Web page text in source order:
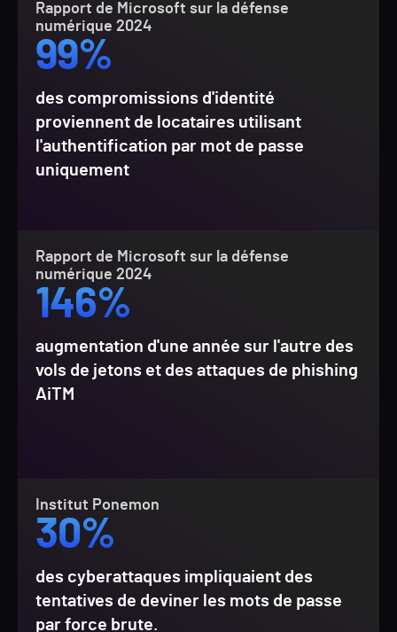
Rapport de Microsoft sur la défense
numérique 2024
99%
des compromissions d'identité
proviennent de locataires utilisant
l'authentification par mot de passe
uniquement
Rapport de Microsoft sur la défense
numérique 2024
146%
augmentation d'une année sur l'autre des
vols de jetons et des attaques de phishing
AiTM
Institut Ponemon
30%
des cyberattaques impliquaient des
tentatives de deviner les mots de passe
par force brute.